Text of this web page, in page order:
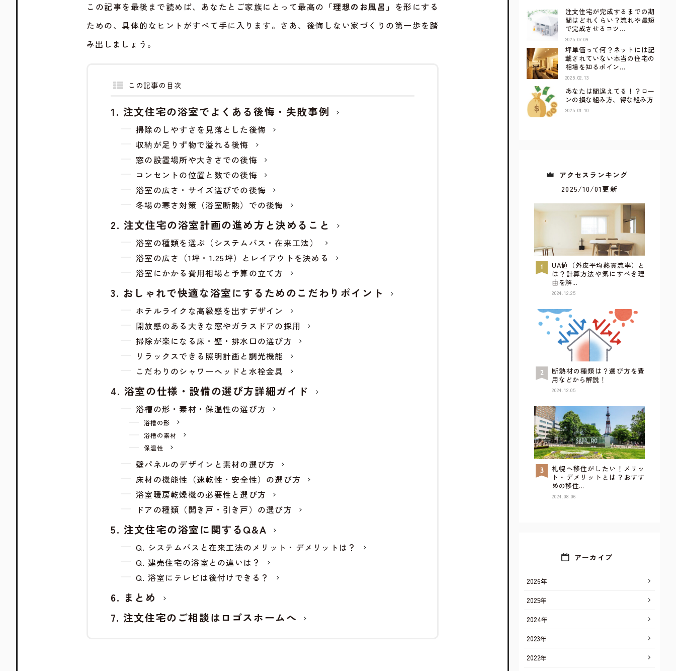
この記事を最後まで読めば、あなたとご家族にとって最高の 「理想のお風呂」 を形にする
ための、具体的なヒントがすべて手に入ります。さあ、後悔しない家づくりの第一歩を踏
み出しましょう。
この記事の目次
注文住宅の浴室でよくある後悔・失敗事例
掃除のしやすさを見落とした後悔
収納が足りず物で溢れる後悔
窓の設置場所や大きさでの後悔
コンセントの位置と数での後悔
浴室の広さ・サイズ選びでの後悔
冬場の寒さ対策（浴室断熱）での後悔
注文住宅の浴室計画の進め方と決めること
浴室の種類を選ぶ（システムバス・在来工法）
浴室の広さ（1坪・1.25坪）とレイアウトを決める
浴室にかかる費用相場と予算の立て方
おしゃれで快適な浴室にするためのこだわりポイント
ホテルライクな高級感を出すデザイン
開放感のある大きな窓やガラスドアの採用
掃除が楽になる床・壁・排水口の選び方
リラックスできる照明計画と調光機能
こだわりのシャワーヘッドと水栓金具
浴室の仕様・設備の選び方詳細ガイド
浴槽の形・素材・保温性の選び方
浴槽の形
浴槽の素材
保温性
壁パネルのデザインと素材の選び方
床材の機能性（速乾性・安全性）の選び方
浴室暖房乾燥機の必要性と選び方
ドアの種類（開き戸・引き戸）の選び方
注文住宅の浴室に関するQ&A
Q. システムバスと在来工法のメリット・デメリットは？
Q. 建売住宅の浴室との違いは？
Q. 浴室にテレビは後付けできる？
まとめ
注文住宅のご相談はロゴスホームへ
注文住宅が完成するまでの期
間はどれくらい？流れや最短
で完成させるコツ…
2025.07.09
坪単価って何？ネットには記
載されていない本当の住宅の
相場を知るポイン…
2025.02.13
あなたは間違えてる！？ロー
ンの損な組み方、得な組み方
2025.01.10
アクセスランキング
2025/10/01更新
UA値（外皮平均熱貫流率）と
は？計算方法や気にすべき理
由を解...
2024.12.25
断熱材の種類は？選び方を費
用などから解説！
2024.12.05
札幌へ移住がしたい！メリッ
ト・デメリットとは？おすす
めの移住...
2024.08.06
アーカイブ
2026年
2025年
2024年
2023年
2022年
すべてが見られるウェブカタログ